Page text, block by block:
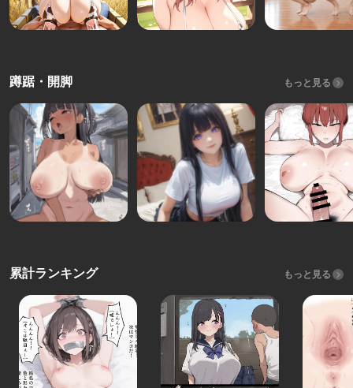
蹲踞・開脚 もっと見る
累計ランキング もっと見る